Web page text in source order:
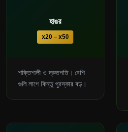
হাঙর
x20 – x50
শক্তিশালী ও দ্রুতগতি। বেশি
গুলি লাগে কিন্তু পুরস্কার বড়।